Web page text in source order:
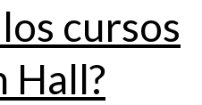
cursos
Hall?